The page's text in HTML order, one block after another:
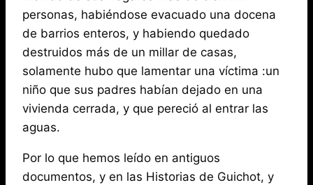
personas, habiéndose evacuado una docena
de barrios enteros, y habiendo quedado
destruidos más de un millar de casas,
solamente hubo que lamentar una víctima :un
niño que sus padres habían dejado en una
vivienda cerrada, y que pereció al entrar las
aguas.
Por lo que hemos leído en antiguos
documentos, y en las Historias de Guichot, y